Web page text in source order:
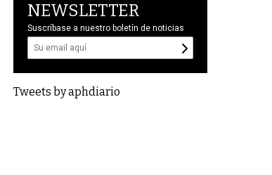
NEWSLETTER
Suscríbase a nuestro boletín de noticias
Tweets by aphdiario